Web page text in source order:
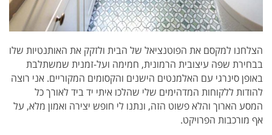
הצלחנו למקסם את הפוטנציאל של הבית ולזקק את האותנטיות שלו
בבחירת שפה עיצובית הרמונית, חמימה ועל-זמנית שמשתלבת
באופן סינרגי עם האלמנטים הישנים והקסומים המקוריים. אני רוצה
להודות ללקוחות המדהימים שלי שהלכו איתי יד ביד לאורך כל
המסע הארוך והלא פשוט הזה, ונתנו לי חופש יצירה ואמון מלא, על
אף מורכבות הפרויקט.